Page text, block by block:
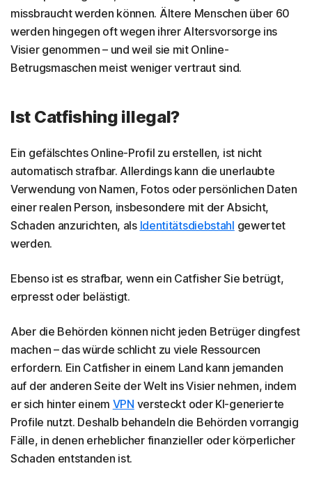
missbraucht werden können. Ältere Menschen über 60
werden hingegen oft wegen ihrer Altersvorsorge ins
Visier genommen – und weil sie mit Online-
Betrugsmaschen meist weniger vertraut sind.
Ist Catfishing illegal?
Ein gefälschtes Online-Profil zu erstellen, ist nicht
automatisch strafbar. Allerdings kann die unerlaubte
Verwendung von Namen, Fotos oder persönlichen Daten
einer realen Person, insbesondere mit der Absicht,
Schaden anzurichten, als Identitätsdiebstahl gewertet
werden.
Ebenso ist es strafbar, wenn ein Catfisher Sie betrügt,
erpresst oder belästigt.
Aber die Behörden können nicht jeden Betrüger dingfest
machen – das würde schlicht zu viele Ressourcen
erfordern. Ein Catfisher in einem Land kann jemanden
auf der anderen Seite der Welt ins Visier nehmen, indem
er sich hinter einem VPN versteckt oder KI-generierte
Profile nutzt. Deshalb behandeln die Behörden vorrangig
Fälle, in denen erheblicher finanzieller oder körperlicher
Schaden entstanden ist.